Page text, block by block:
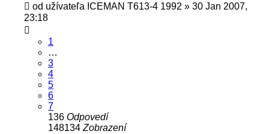
od užívateľa ICEMAN T613-4 1992 » 30 Jan 2007,
23:18
1
…
3
4
5
6
7
136 Odpovedí
148134 Zobrazení